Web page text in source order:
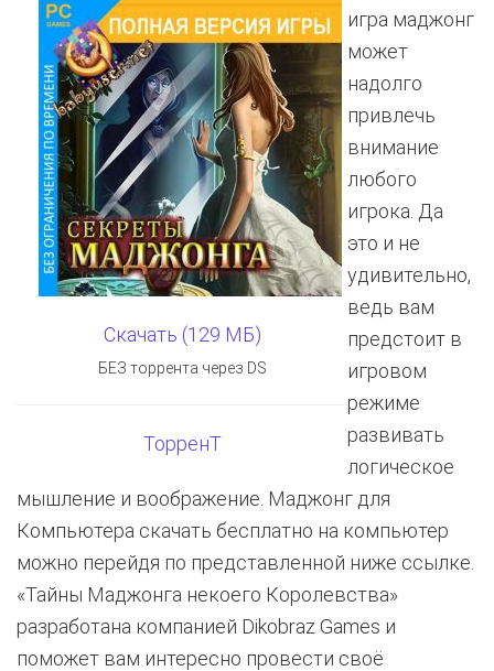
Скачать (129 МБ)
БЕЗ торрента через DS
ТорренТ
игра маджонг
может
надолго
привлечь
внимание
любого
игрока. Да
это и не
удивительно,
ведь вам
предстоит в
игровом
режиме
развивать
логическое
мышление и воображение. Маджонг для
Компьютера скачать бесплатно на компьютер
можно перейдя по представленной ниже ссылке.
«Тайны Маджонга некоего Королевства»
разработана компанией Dikobraz Games и
поможет вам интересно провести своё